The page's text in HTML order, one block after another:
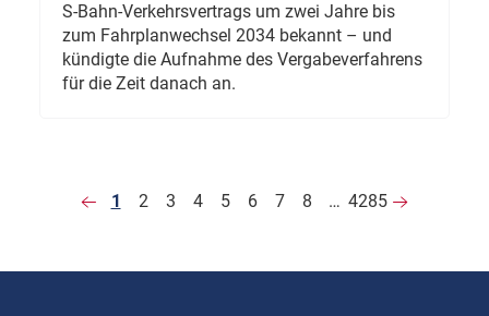
S-Bahn-Verkehrsvertrags um zwei Jahre bis
zum Fahrplanwechsel 2034 bekannt – und
kündigte die Aufnahme des Vergabeverfahrens
für die Zeit danach an.
1 2 3 4 5 6 7 8 … 4285